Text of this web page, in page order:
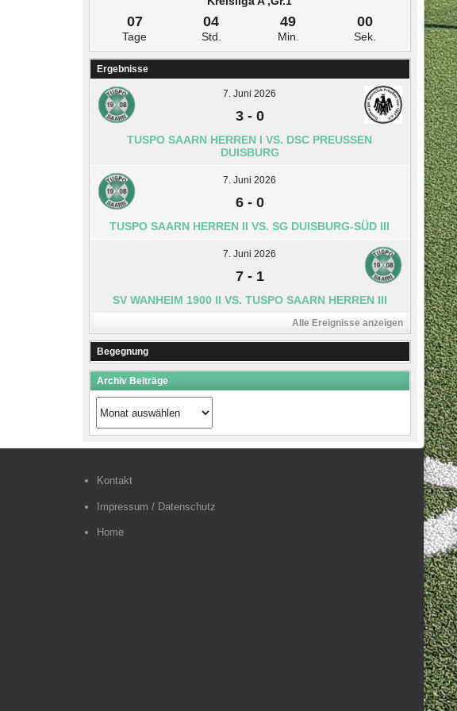
07
Tage
04
Std.
49
Min.
00
Sek.
Ergebnisse
7. Juni 2026
3- 0
TUSPO SAARN HERREN I VS. DSC PREUSSEN D
UISBURG
7. Juni 2026
6- 0
TUSPO SAARN HERREN II VS. SG DUISBURG-SÜD III
7. Juni 2026
7- 1
SV WANHEIM 1900 II VS. TUSPO SAARN HERREN III
Alle Ereignisse anzeigen
Begegnung
Archiv Beiträge
Archiv
Beiträge
Kontakt
Impressum / Datenschutz
Home